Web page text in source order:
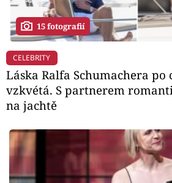
15 fotografií
CELEBRITY
Láska Ralfa Schumachera po
vzkvétá. S partnerem
na jachtě